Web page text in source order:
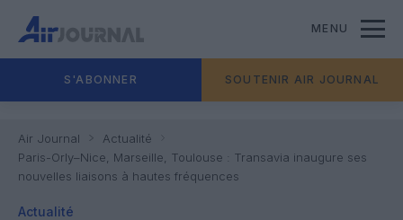
MENU
S'ABONNER SOUTENIR AIR JOURNAL
Air Journal
Actualité
Paris-Orly–Nice, Marseille, Toulouse : Transavia inaugure ses
nouvelles liaisons à hautes fréquences
Actualité